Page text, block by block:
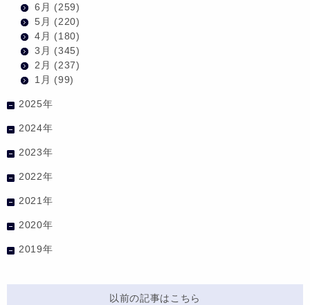
6月 (259)
5月 (220)
4月 (180)
3月 (345)
2月 (237)
1月 (99)
2025年
2024年
2023年
2022年
2021年
2020年
2019年
以前の記事はこちら